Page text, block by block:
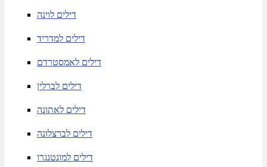
דילים לוינה
דילים למדריד
דילים לאמסטרדם
דילים לברלין
דילים לאתונה
דילים לברצלונה
דילים למונטנגרו